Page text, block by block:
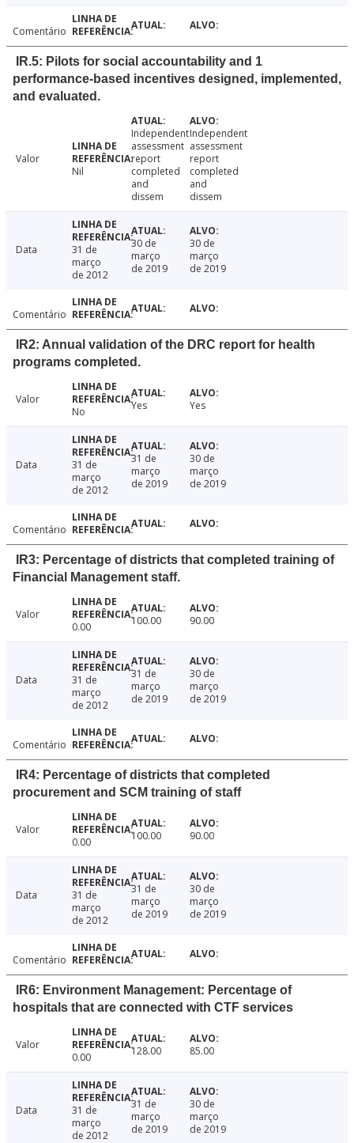
Comentário
IR.5: Pilots for social accountability and 1
performance-based incentives designed, implemented,
and evaluated.
Valor
Nil
Independent
assessment
report
completed
and
dissem
Independent
assessment
report
completed
and
dissem
Data
31 de
março
de 2012
30 de
março
de 2019
30 de
março
de 2019
Comentário
IR2: Annual validation of the DRC report for health
programs completed.
Valor
No
Yes Yes
Data
31 de
março
de 2012
31 de
março
de 2019
30 de
março
de 2019
Comentário
IR3: Percentage of districts that completed training of
Financial Management staff.
Valor
0.00
100.00 90.00
Data
31 de
março
de 2012
31 de
março
de 2019
30 de
março
de 2019
Comentário
IR4: Percentage of districts that completed
procurement and SCM training of staff
Valor
0.00
100.00 90.00
Data
31 de
março
de 2012
31 de
março
de 2019
30 de
março
de 2019
Comentário
IR6: Environment Management: Percentage of
hospitals that are connected with CTF services
Valor
0.00
128.00 85.00
Data
31 de
março
de 2012
31 de
março
de 2019
30 de
março
de 2019